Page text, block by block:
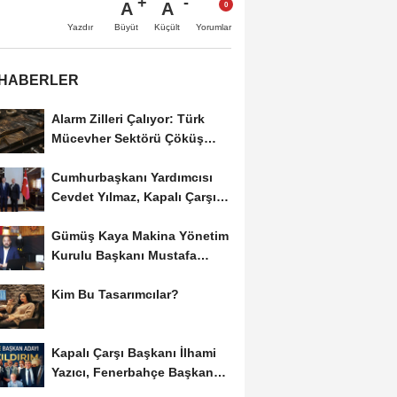
Yazdır
A
Büyüt
A
Küçült Yorumlar
Alarm Zilleri Çalıyor: Türk
Mücevher Sektörü Çöküş
Cumhurbaşkanı Yardımcısı
Cevdet Yılmaz, Kapalı Çarşı
Gümüş Kaya Makina Yönetim
Kurulu Başkanı Mustafa
Kim Bu Tasarımcılar?
Kapalı Çarşı Başkanı İlhami
Yazıcı, Fenerbahçe Başkan